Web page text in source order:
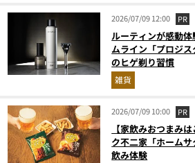
2026/07/09 12:00 PR
ルーティンが感動
ムライン「プロジ
のヒゲ剃り習慣
雑貨
2026/07/09 10:00 PR
【家飲みおつまみ
ク不二家「ホーム
飲み体験